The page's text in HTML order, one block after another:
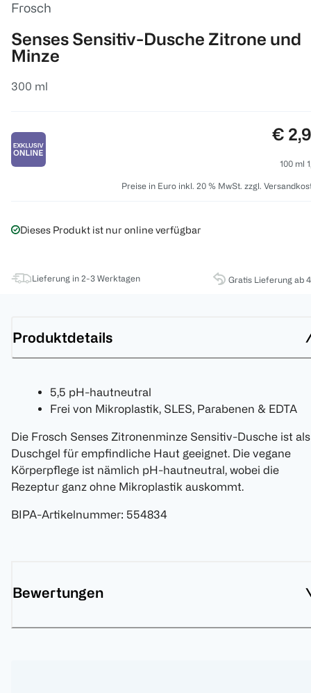
Frosch
Senses Sensitiv-Dusche Zitrone und
Minze
300 ml
€
100 ml
Preise in Euro inkl. 20 % MwSt. zzgl.
Dieses Produkt ist nur online verfügbar
Lieferung in 2-3 Werktagen Gratis Lieferung ab
Produktdetails
5,5 pH-hautneutral
Frei von Mikroplastik, SLES, Parabenen & EDTA
Die Frosch Senses Zitronenminze Sensitiv-Dusche ist als
Duschgel für empfindliche Haut geeignet. Die vegane
Körperpflege ist nämlich pH-hautneutral, wobei die
Rezeptur ganz ohne Mikroplastik auskommt.
BIPA-Artikelnummer: 554834
Bewertungen